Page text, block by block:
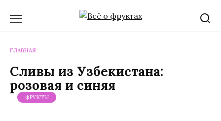
ГЛАВНАЯ
Сливы из Узбекистана:
розовая и синяя
ФРУКТЫ